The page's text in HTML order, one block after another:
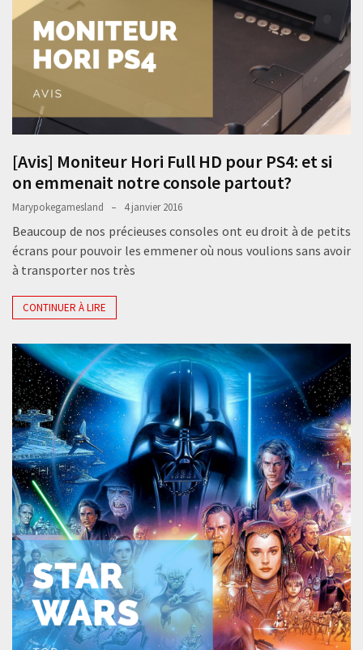
[Avis] Moniteur Hori Full HD pour PS4: et si
on emmenait notre console partout?
Marypokegamesland 4 janvier 2016
Beaucoup de nos précieuses consoles ont eu droit à de petits
écrans pour pouvoir les emmener où nous voulions sans avoir
à transporter nos très
CONTINUER À LIRE